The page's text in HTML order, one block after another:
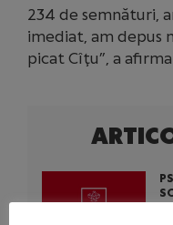
234 de semnături,
imediat, am depus
picat Cîţu”, a